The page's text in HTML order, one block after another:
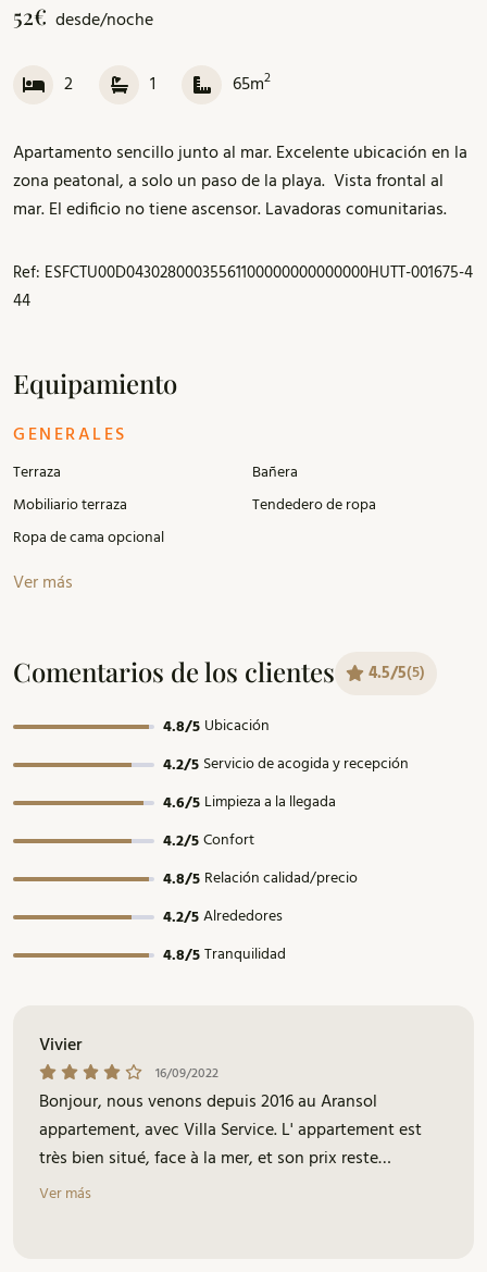
2 1 65m2
Apartamento sencillo junto al mar. Excelente ubicación en la
zona peatonal, a solo un paso de la playa. Vista frontal al
mar. El edificio no tiene ascensor. Lavadoras comunitarias.
Ref: ESFCTU00D04302800035561100000000000000HUTT-001675-4
44
Equipamiento
GENERALES
Terraza
Mobiliario terraza
Ropa de cama opcional
Bañera
Tendedero de ropa
Ver más
52€ desde/noche
Comentarios de los clientes 4.5/5(5)
4.8/5 Ubicación
4.2/5 Servicio de acogida y recepción
4.6/5 Limpieza a la llegada
4.2/5Confort
4.8/5 Relación calidad/precio
4.2/5Alrededores
4.8/5Tranquilidad
Vivier
16/09/2022
Bonjour, nous venons depuis 2016 au Aransol
appartement, avec Villa Service. L' appartement est
très bien situé, face à la mer, et son prix reste
raisonnable. C'est propre, et j'ai constaté que la literie
Ver más